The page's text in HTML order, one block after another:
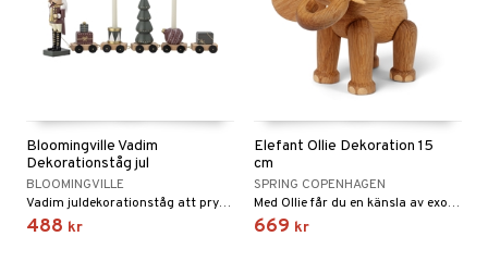
Bloomingville Vadim
Dekorationståg jul
BLOOMINGVILLE
Vadim juldekorationståg att pryda hemmet med i jul från Bloomingville.
488 kr
Elefant Ollie Dekoration 15
cm
SPRING COPENHAGEN
Med Ollie får du en känsla av exotiskt djurliv i ditt hem. Chresten Sommer har skapat ett verklighetstroget porträtt av det majestätiska djuret med sin figur och du sätter din egen prägel på den genom att justera de rörliga lederna.
669 kr